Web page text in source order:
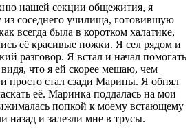
нашей секции общежития, я
соседнего училища, готовившую
всегда была в коротком халатике,
её красивые ножки. Я сел рядом и
разговор. Я встал и начал помогать
что я ей скорее мешаю, чем
просто стал сзади Марины. Я обнял
её. Маринка поддалась на мои
попкой к моему встающему
назад и залезли мне в трусы.